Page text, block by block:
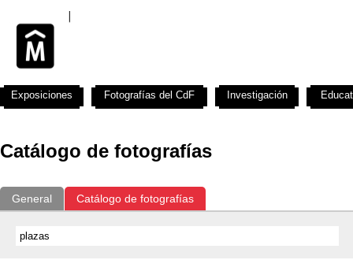
Catálogo de fotografías
General Catálogo de fotografías
Exposiciones Fotografías del CdF Investigación